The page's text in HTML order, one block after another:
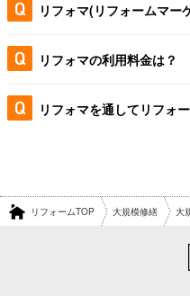
リフォマ(リフォームマー
リフォマの利用料金は？
リフォマを通してリフォ
リフォームTOP 大規模修繕 大